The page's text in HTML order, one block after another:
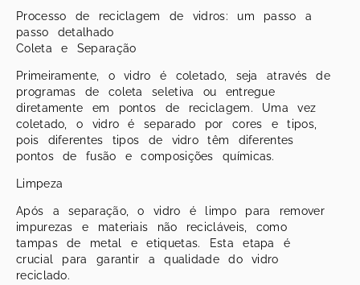
Processo de reciclagem de vidros: um passo a
passo detalhado
Coleta e Separação
Primeiramente, o vidro é coletado, seja através de
programas de coleta seletiva ou entregue
diretamente em pontos de reciclagem. Uma vez
coletado, o vidro é separado por cores e tipos,
pois diferentes tipos de vidro têm diferentes
pontos de fusão e composições químicas.
Limpeza
Após a separação, o vidro é limpo para remover
impurezas e materiais não recicláveis, como
tampas de metal e etiquetas. Esta etapa é
crucial para garantir a qualidade do vidro
reciclado.